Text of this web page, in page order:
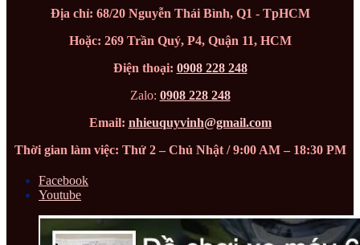
Địa chỉ: 68/20 Nguyễn Thái Bình, Q1 - TpHCM
Hoặc: 269 Trần Quý, P4, Quận 11, HCM
Điện thoại: 0908 228 248
Zalo: 0908 228 248
Email: nhieuquyvinh@gmail.com
Thời gian làm việc: Thứ 2 – Chủ Nhật / 9:00 AM – 18:30 PM
Facebook
Youtube